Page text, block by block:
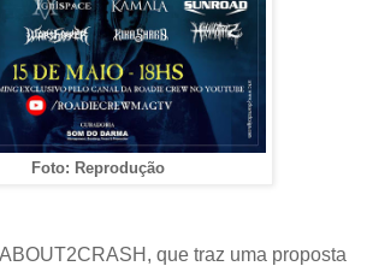
Foto: Reprodução
que traz uma proposta